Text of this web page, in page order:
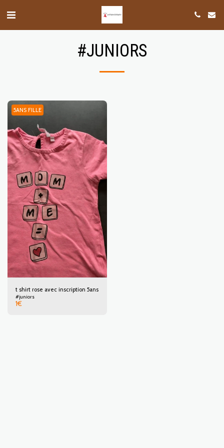
#JUNIORS
5ANS FILLE
t shirt rose avec inscription 5ans
#juniors
1€